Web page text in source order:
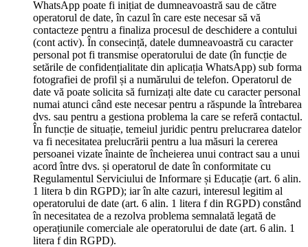
WhatsApp poate fi inițiat de dumneavoastră sau de către
operatorul de date, în cazul în care este necesar să vă
contacteze pentru a finaliza procesul de deschidere a contului
(cont activ). În consecință, datele dumneavoastră cu caracter
personal pot fi transmise operatorului de date (în funcție de
setările de confidențialitate din aplicația WhatsApp) sub forma
fotografiei de profil și a numărului de telefon. Operatorul de
date vă poate solicita să furnizați alte date cu caracter personal
numai atunci când este necesar pentru a răspunde la întrebarea
dvs. sau pentru a gestiona problema la care se referă contactul.
În funcție de situație, temeiul juridic pentru prelucrarea datelor
va fi necesitatea prelucrării pentru a lua măsuri la cererea
persoanei vizate înainte de încheierea unui contract sau a unui
acord între dvs. și operatorul de date în conformitate cu
Regulamentul Serviciului de Informare și Educație (art. 6 alin.
1 litera b din RGPD); iar în alte cazuri, interesul legitim al
operatorului de date (art. 6 alin. 1 litera f din RGPD) constând
în necesitatea de a rezolva problema semnalată legată de
operațiunile comerciale ale operatorului de date (art. 6 alin. 1
litera f din RGPD).